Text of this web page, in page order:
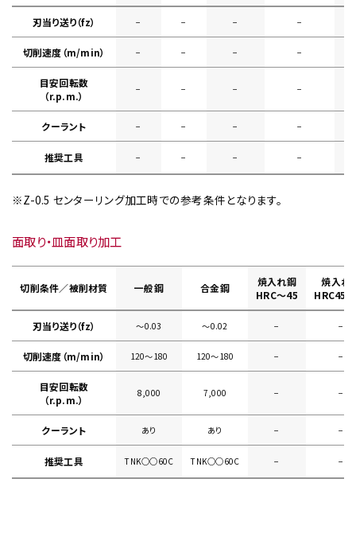
刃当り送り（fz） − − − −
切削速度（m/min） − − − −
目安回転数
（r.p.m.）
− − − −
クーラント − − − −
推奨工具 − − − −
※Z-0.5 センターリング加工時での参考条件となります。
面取り・皿面取り加工
切削条件／被削材質 一般鋼 合金鋼
焼入れ鋼
HRC～45
焼入れ
HRC45
刃当り送り（fz） ～0.03 ～0.02 − −
切削速度（m/min） 120～180 120～180 − −
目安回転数
（r.p.m.）
8,000 7,000 − −
クーラント あり あり − −
推奨工具 TNK○○60C TNK○○60C − −